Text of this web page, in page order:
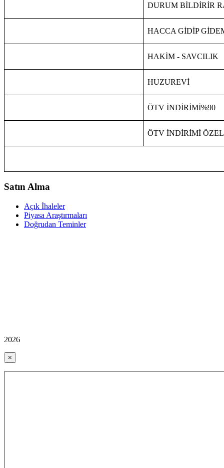
DURUM BİLDİRİR
HACCA GİDİP
HAKİM - SAVCILIK
HUZUREVİ
ÖTV İNDİRİMİ%90
ÖTV İNDİRİMİ
Satın Alma
Açık İhaleler
Piyasa Araştırmaları
Doğrudan Teminler
2026
×